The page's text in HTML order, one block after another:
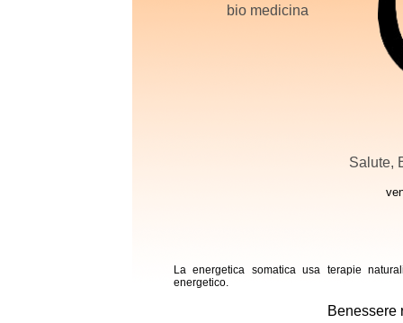
bio medicina
Salute,
La energetica somatica usa terapie
energetico.
Benessere